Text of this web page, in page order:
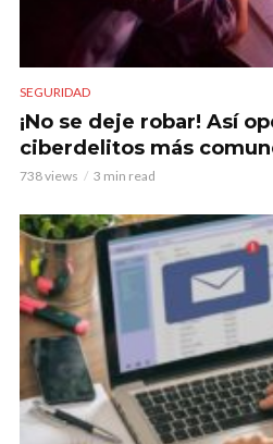
SEGURIDAD
¡No se deje robar! Así
ciberdelitos más
738 views 3 min read